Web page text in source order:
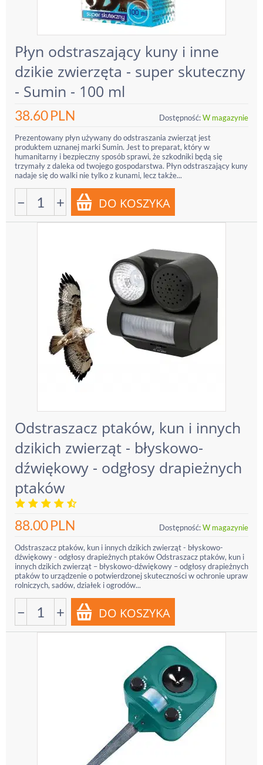
Płyn odstraszający kuny i inne
dzikie zwierzęta - super skuteczny
- Sumin - 100 ml
38.60PLN Dostępność:W magazynie
Prezentowany płyn używany do odstraszania zwierząt jest
produktem uznanej marki Sumin. Jest to preparat, który w
humanitarny i bezpieczny sposób sprawi, że szkodniki będą się
trzymały z daleka od twojego gospodarstwa. Płyn odstraszający kuny
nadaje się do walki nie tylko z kunami, lecz także...
− +
Odstraszacz ptaków, kun i innych
dzikich zwierząt - błyskowo-
dźwiękowy - odgłosy drapieżnych
ptaków
88.00PLN Dostępność:W magazynie
Odstraszacz ptaków, kun i innych dzikich zwierząt - błyskowo-
dźwiękowy - odgłosy drapieżnych ptaków Odstraszacz ptaków, kun i
innych dzikich zwierząt – błyskowo-dźwiękowy – odgłosy drapieżnych
ptaków to urządzenie o potwierdzonej skuteczności w ochronie upraw
rolniczych, sadów, działek i ogrodów...
− +